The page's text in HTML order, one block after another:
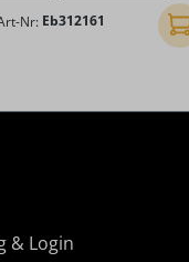
Nr: Eb312161
& Login